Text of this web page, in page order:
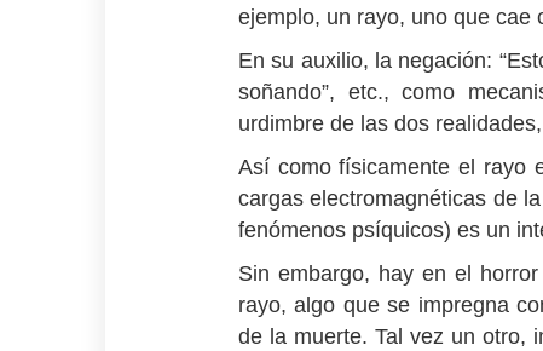
ejemplo, un rayo, uno que cae
En su auxilio, la negación:
soñando”, etc., como
urdimbre de las dos
Así como físicamente el rayo
cargas electromagnéticas de
fenómenos psíquicos) es un
Sin embargo, hay en el
rayo, algo que se impregna
de la muerte. Tal vez un otro,